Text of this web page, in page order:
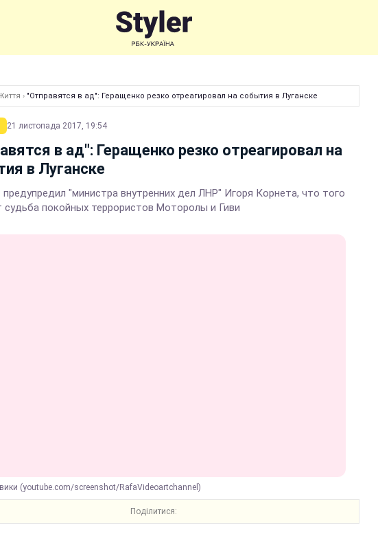
› "Отправятся в ад": Геращенко резко отреагировал на события в Луганске
21 листопада 2017, 19:54
в ад": Геращенко резко отреагировал на
в Луганске
"министра внутренних дел ЛНР" Игоря Корнета, что того
покойных террористов Моторолы и Гиви
(youtube.com/screenshot/RafaVideoartchannel)
Поділитися: